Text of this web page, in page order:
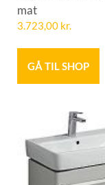
mat
3.723,00 kr.
GÅ TIL SHOP